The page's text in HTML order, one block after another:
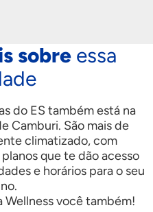
sobre essa
do ES também está na
Camburi. São mais de
climatizado, com
que te dão acesso
e horários para o seu
Wellness você também!